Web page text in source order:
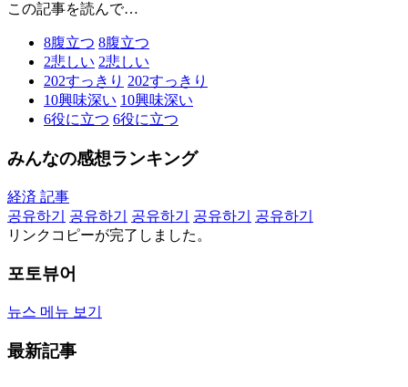
この記事を読んで…
8腹立つ 8腹立つ
2悲しい 2悲しい
202すっきり 202すっきり
10興味深い 10興味深い
6役に立つ 6役に立つ
みんなの感想ランキング
経済 記事
공유하기
공유하기 공유하기 공유하기
공유하기
リンクコピーが完了しました。
포토뷰어
뉴스 메뉴 보기
最新記事